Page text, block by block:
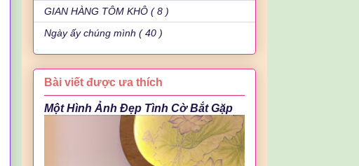
GIAN HÀNG TÔM KHÔ ( 8 )
Ngày ấy chúng mình ( 40 )
Bài viết được ưa thích
Một Hình Ảnh Đẹp Tình Cờ Bắt Gặp